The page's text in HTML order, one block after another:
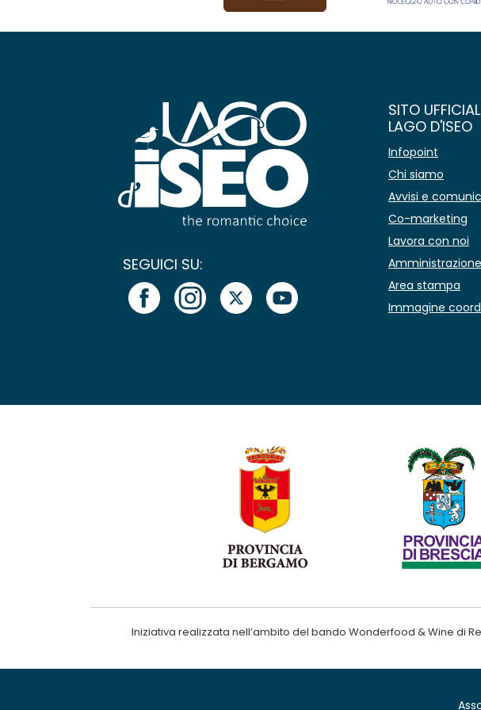
SEGUICI SU:
SITO
LAGO D'ISEO
Infopoint
Chi siamo
Avvisi e
Co-marketing
Lavora con noi
Area stampa
Immagine
Iniziativa realizzata nell’ambito del bando Wonderfood & Wine di